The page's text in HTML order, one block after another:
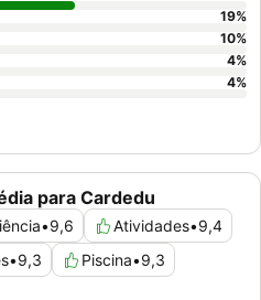
para Cardedu
•9,6 Atividades•9,4
•9,3 Piscina•9,3
19%
10%
4%
4%